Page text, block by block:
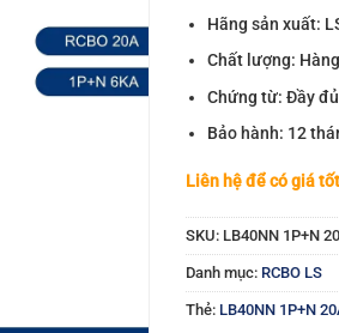
Hãng sản xuất:
Chất lượng:
Chứng từ: Đầy đủ
Bảo hành: 12
Liên hệ để có giá
SKU: LB40NN 1P+N
Danh mục: RCBO LS
Thẻ: LB40NN 1P+N